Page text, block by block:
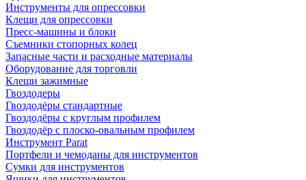
Инструменты для опрессовки
Клещи для опрессовки
Пресс-машины и блоки
Съемники стопорных колец
Запасные части и расходные материалы
Оборудование для торговли
Клещи зажимные
Гвоздодеры
Гвоздодёры стандартные
Гвоздодёры с круглым профилем
Гвоздодёр с плоско-овальным профилем
Инструмент Parat
Портфели и чемоданы для инструментов
Сумки для инструментов